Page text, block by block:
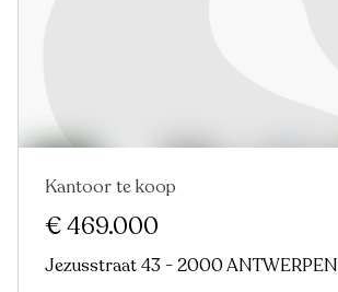
Kantoor te koop
€ 469.000
Jezusstraat 43 - 2000 ANTWERPEN